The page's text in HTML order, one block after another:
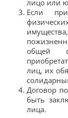
лицо или
Если
общей
лиц, их
Договор
быть
лица.